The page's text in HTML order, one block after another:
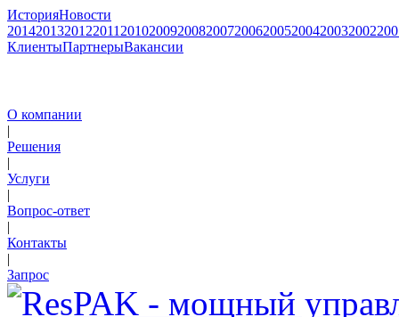
ИсторияНовости
2014201320122011 201020092008200720062005200420032002
КлиентыПартнерыВакансии
О компании
|
Решения
|
Услуги
|
Вопрос-ответ
|
Контакты
|
Запрос